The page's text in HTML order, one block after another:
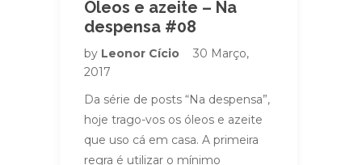
Óleos e azeite – Na
despensa #08
by Leonor Cício
30 Março,
2017
Da série de posts “Na despensa”,
hoje trago-vos os óleos e azeite
que uso cá em casa. A primeira
regra é utilizar o mínimo